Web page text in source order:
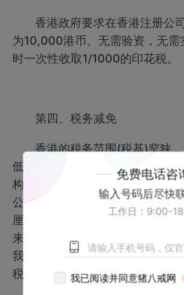
香港政府要求在香港注册公
为10,000港币。无需验资，无需
时一次性收取1/1000的印花税。
第四、税务减免
香港的税务范围(税基)窄狭
低税率的地区。香港税率低、税
构利用香港的税务优势达到合理
公司，一般只需要交两种税：一
厘印税，税率是1/1000，这种税
来厘定的;另一种是利得税，税率
我们的实际盈利(纯利)来计算的，
税。除了烟酒或特殊之外，香港
免费电话咨
输入号码后尽快
工作日：9:00-
我已阅读并同意猪八戒网